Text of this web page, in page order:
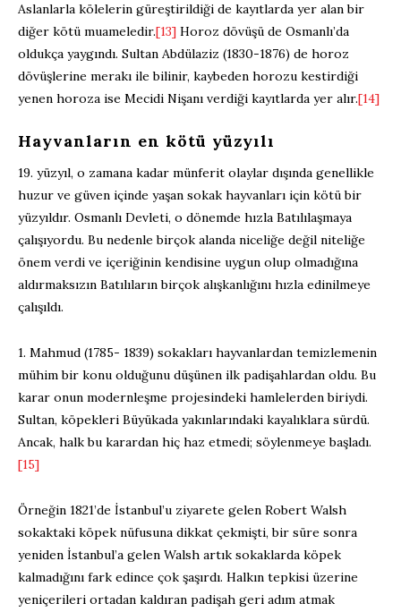
Aslanlarla kölelerin güreştirildiği de kayıtlarda yer alan bir
diğer kötü muameledir.[13] Horoz dövüşü de Osmanlı’da
oldukça yaygındı. Sultan Abdülaziz (1830-1876) de horoz
dövüşlerine merakı ile bilinir, kaybeden horozu kestirdiği
yenen horoza ise Mecidi Nişanı verdiği kayıtlarda yer alır.[14]
Hayvanların en kötü yüzyılı
19. yüzyıl, o zamana kadar münferit olaylar dışında genellikle
huzur ve güven içinde yaşan sokak hayvanları için kötü bir
yüzyıldır. Osmanlı Devleti, o dönemde hızla Batılılaşmaya
çalışıyordu. Bu nedenle birçok alanda niceliğe değil niteliğe
önem verdi ve içeriğinin kendisine uygun olup olmadığına
aldırmaksızın Batılıların birçok alışkanlığını hızla edinilmeye
çalışıldı.
1. Mahmud (1785- 1839) sokakları hayvanlardan temizlemenin
mühim bir konu olduğunu düşünen ilk padişahlardan oldu. Bu
karar onun modernleşme projesindeki hamlelerden biriydi.
Sultan, köpekleri Büyükada yakınlarındaki kayalıklara sürdü.
Ancak, halk bu karardan hiç haz etmedi; söylenmeye başladı.
[15]
Örneğin 1821’de İstanbul’u ziyarete gelen Robert Walsh
sokaktaki köpek nüfusuna dikkat çekmişti, bir süre sonra
yeniden İstanbul’a gelen Walsh artık sokaklarda köpek
kalmadığını fark edince çok şaşırdı. Halkın tepkisi üzerine
yeniçerileri ortadan kaldıran padişah geri adım atmak